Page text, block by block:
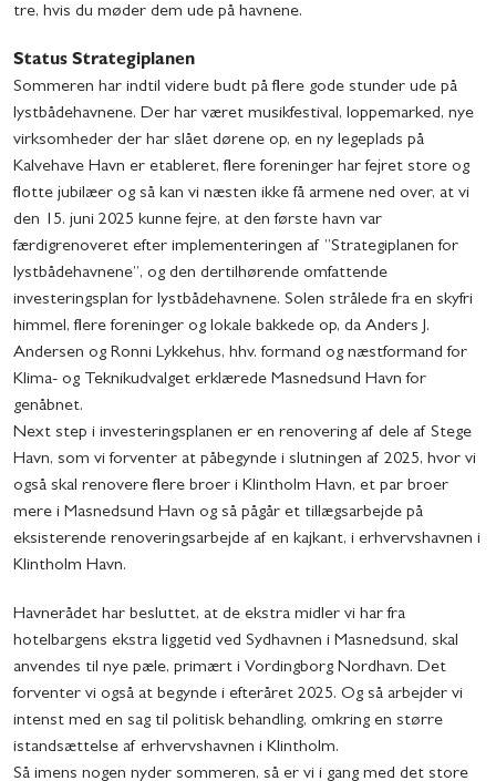
tre, hvis du møder dem ude på havnene.
Status Strategiplanen
Sommeren har indtil videre budt på flere gode stunder ude på
lystbådehavnene. Der har været musikfestival, loppemarked, nye
virksomheder der har slået dørene op, en ny legeplads på
Kalvehave Havn er etableret, flere foreninger har fejret store og
flotte jubilæer og så kan vi næsten ikke få armene ned over, at vi
den 15. juni 2025 kunne fejre, at den første havn var
færdigrenoveret efter implementeringen af ”Strategiplanen for
lystbådehavnene”, og den dertilhørende omfattende
investeringsplan for lystbådehavnene. Solen strålede fra en skyfri
himmel, flere foreninger og lokale bakkede op, da Anders J.
Andersen og Ronni Lykkehus, hhv. formand og næstformand for
Klima- og Teknikudvalget erklærede Masnedsund Havn for
genåbnet.
Next step i investeringsplanen er en renovering af dele af Stege
Havn, som vi forventer at påbegynde i slutningen af 2025, hvor vi
også skal renovere flere broer i Klintholm Havn, et par broer
mere i Masnedsund Havn og så pågår et tillægsarbejde på
eksisterende renoveringsarbejde af en kajkant, i erhvervshavnen i
Klintholm Havn.
Havnerådet har besluttet, at de ekstra midler vi har fra
hotelbargens ekstra liggetid ved Sydhavnen i Masnedsund, skal
anvendes til nye pæle, primært i Vordingborg Nordhavn. Det
forventer vi også at begynde i efteråret 2025. Og så arbejder vi
intenst med en sag til politisk behandling, omkring en større
istandsættelse af erhvervshavnen i Klintholm.
Så imens nogen nyder sommeren, så er vi i gang med det store